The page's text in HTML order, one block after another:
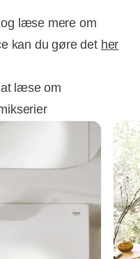
læse mere om
kan du gøre det her
læse om